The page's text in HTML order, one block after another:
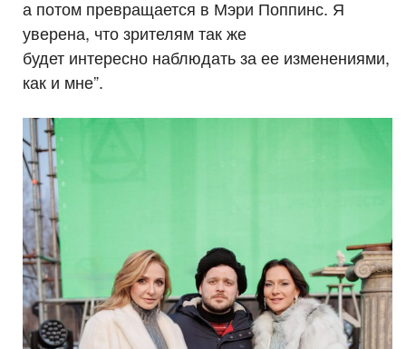
а потом превращается в Мэри Поппинс. Я
уверена, что зрителям так же
будет интересно наблюдать за ее изменениями,
как и мне”.